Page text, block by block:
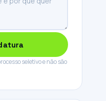
seletivo e não são